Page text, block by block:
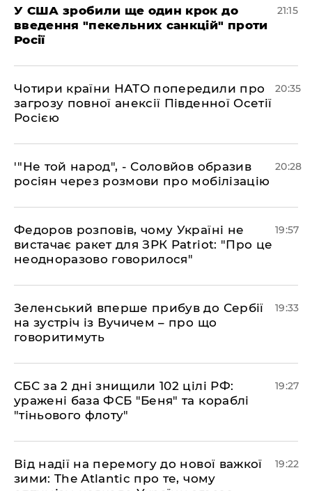
​У США зробили ще один крок до
введення "пекельних санкцій" проти
Росії
21:15
​Чотири країни НАТО попередили про
загрозу повної анексії Південної Осетії
Росією
20:35
​'"Не той народ", - Соловйов образив
росіян через розмови про мобілізацію
20:28
​Федоров розповів, чому Україні не
вистачає ракет для ЗРК Patriot: "Про це
неодноразово говорилося"
19:57
​Зеленський вперше прибув до Сербії
на зустріч із Вучичем – про що
говоритимуть
19:33
​СБС за 2 дні знищили 102 цілі РФ:
уражені база ФСБ "Беня" та кораблі
"тіньового флоту"
19:27
​Від надії на перемогу до нової важкої
зими: The Atlantic про те, чому
19:22